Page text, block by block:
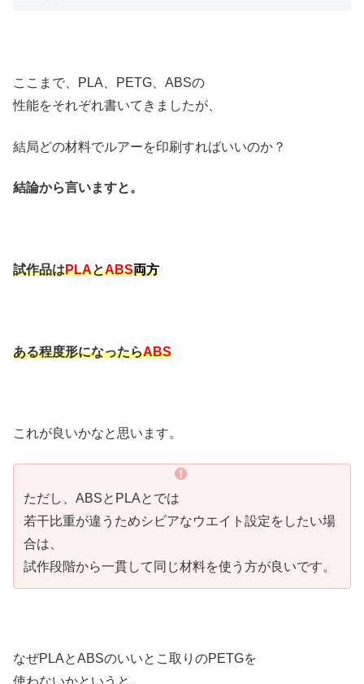
ここまで、PLA、PETG、ABSの
性能をそれぞれ書いてきましたが、
結局どの材料でルアーを印刷すればいいのか？
結論から言いますと。
試作品はPLAとABS両方
ある程度形になったらABS
これが良いかなと思います。
ただし、ABSとPLAとでは
若干比重が違うためシビアなウエイト設定をしたい場
合は、
試作段階から一貫して同じ材料を使う方が良いです。
なぜPLAとABSのいいとこ取りのPETGを